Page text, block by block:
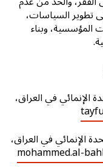
تطوير السياسات،
المؤسسية، وبناء
الإنمائي في العراق،
الإنمائي في العراق،
mohammed.al-